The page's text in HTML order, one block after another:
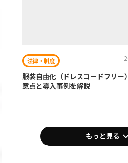
法律・制度
服装自由化（ドレスコードフリー
意点と導入事例を解説
もっと見る keyboard_arrow_down